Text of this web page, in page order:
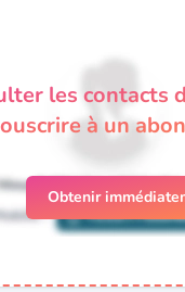
les contacts
à un
Obtenir